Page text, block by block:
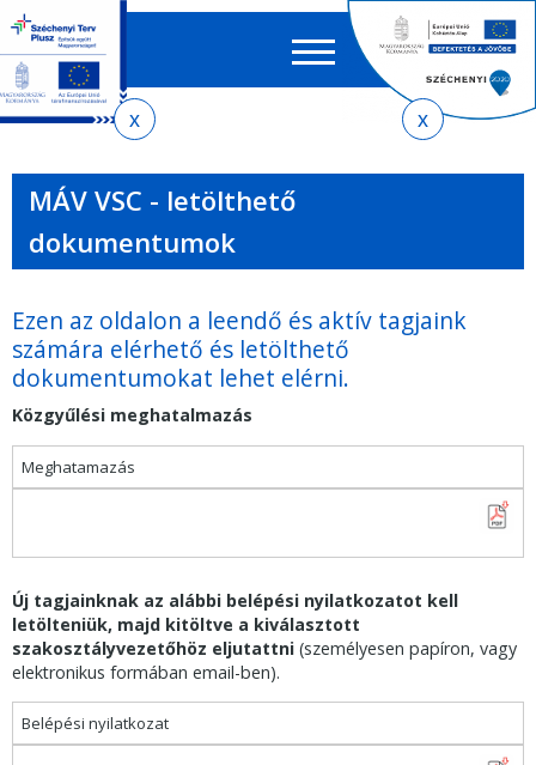
almenühöz
tartalomra
oldaltérképre
EN HU
űrlap
MÁV VSC - letölthető
dokumentumok
Ezen az oldalon a leendő és aktív tagjaink
számára elérhető és letölthető
dokumentumokat lehet elérni.
Közgyűlési meghatalmazás
Meghatamazás
Új tagjainknak az alábbi belépési nyilatkozatot kell
letölteniük, majd kitöltve a kiválasztott
szakosztályvezetőhöz eljutattni (személyesen papíron, vagy
elektronikus formában email-ben).
Belépési nyilatkozat